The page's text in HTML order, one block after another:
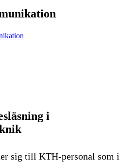
i
sig till KTH-personal som i